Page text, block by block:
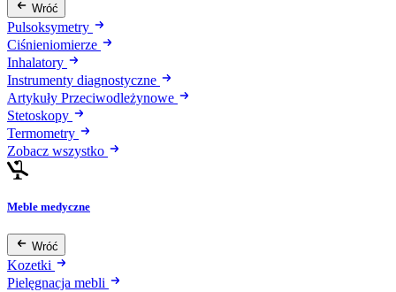
Wróć
Pulsoksymetry
Ciśnieniomierze
Inhalatory
Instrumenty diagnostyczne
Artykuły Przeciwodleżynowe
Stetoskopy
Termometry
Zobacz wszystko
Meble medyczne
Wróć
Kozetki
Pielęgnacja mebli